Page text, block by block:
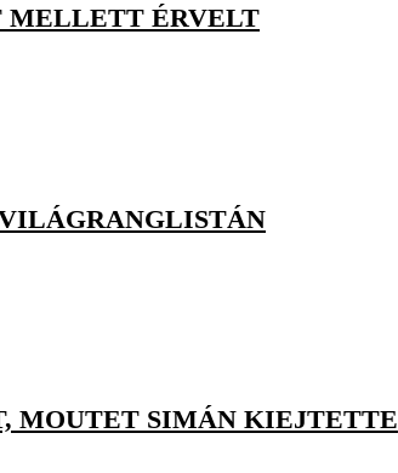
MELLETT ÉRVELT
MOUTET SIMÁN KIEJTETTE